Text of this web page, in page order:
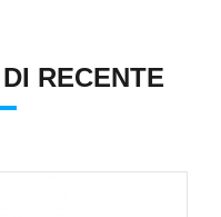
RECENTE